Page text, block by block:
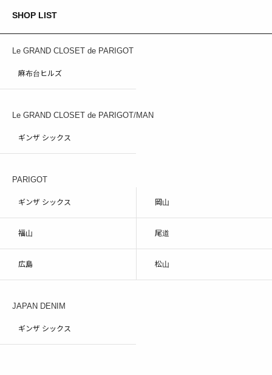
SHOP LIST
Le GRAND CLOSET de PARIGOT
麻布台ヒルズ
Le GRAND CLOSET de PARIGOT/MAN
ギンザ シックス
PARIGOT
ギンザ シックス 岡山
福山 尾道
広島 松山
JAPAN DENIM
ギンザ シックス